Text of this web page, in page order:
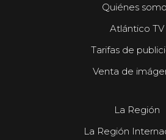
Quiénes
Atlántico TV
Tarifas de
Venta de
La Región
La Región